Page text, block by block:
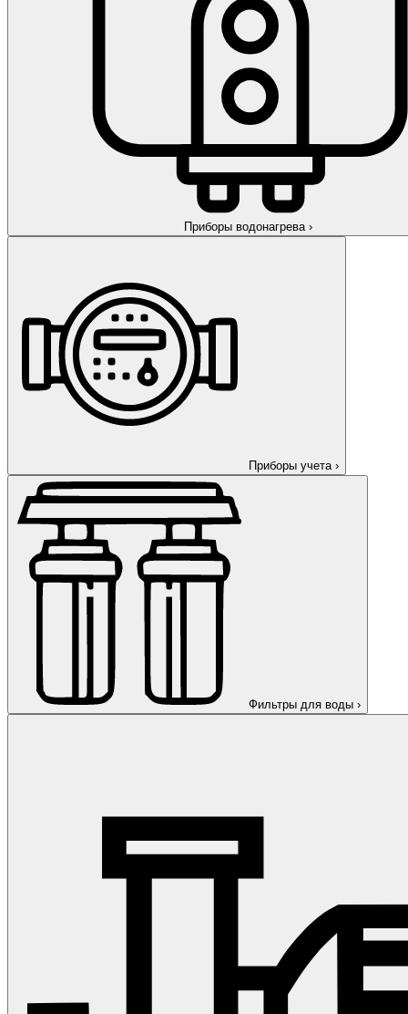
Приборы водонагрева ›
Приборы учета ›
Фильтры для воды ›